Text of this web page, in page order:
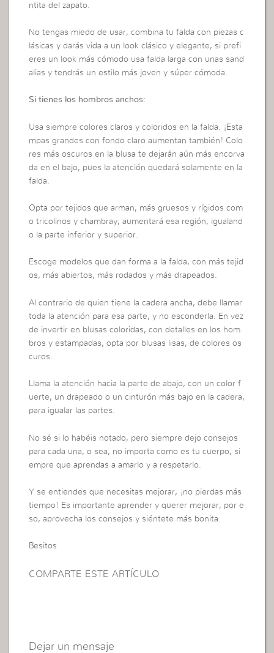
ntita del zapato.
No tengas miedo de usar, combina tu falda con piezas c
lásicas y darás vida a un look clásico y elegante, si prefi
eres un look más cómodo usa falda larga con unas sand
alias y tendrás un estilo más joven y súper cómoda.
Si tienes los hombros anchos:
Usa siempre colores claros y coloridos en la falda. ¡Esta
mpas grandes con fondo claro aumentan también! Colo
res más oscuros en la blusa te dejarán aún más encorva
da en el bajo, pues la atención quedará solamente en la
falda.
Opta por tejidos que arman, más gruesos y rígidos com
o tricolinos y chambray; aumentará esa región, igualand
o la parte inferior y superior.
Escoge modelos que dan forma a la falda, con más tejid
os, más abiertos, más rodados y más drapeados.
Al contrario de quien tiene la cadera ancha, debe llamar
toda la atención para esa parte, y no esconderla. En vez
de invertir en blusas coloridas, con detalles en los hom
bros y estampadas, opta por blusas lisas, de colores os
curos.
Llama la atención hacia la parte de abajo, con un color f
uerte, un drapeado o un cinturón más bajo en la cadera,
para igualar las partes.
No sé si lo habéis notado, pero siempre dejo consejos
para cada una, o sea, no importa como es tu cuerpo, si
empre que aprendas a amarlo y a respetarlo.
Y se entiendes que necesitas mejorar, ¡no pierdas más
tiempo! Es importante aprender y querer mejorar, por e
so, aprovecha los consejos y siéntete más bonita.
Besitos
COMPARTE ESTE ARTÍCULO
Dejar un mensaje